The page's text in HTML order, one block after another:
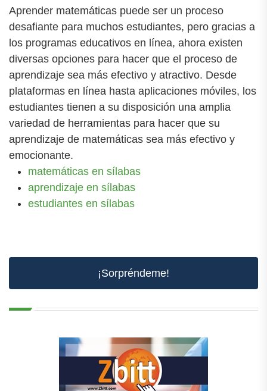
Aprender matemáticas puede ser un proceso
desafiante para muchos estudiantes, pero gracias a
los programas educativos en línea, ahora existen
diversas opciones para hacer que el proceso de
aprendizaje sea más efectivo y atractivo. Desde
plataformas en línea hasta aplicaciones móviles, los
estudiantes tienen a su disposición una amplia
variedad de herramientas para hacer que su
aprendizaje de matemáticas sea más efectivo y
emocionante.
matemáticas en sílabas
aprendizaje en sílabas
estudiantes en sílabas
¡Sorpréndeme!